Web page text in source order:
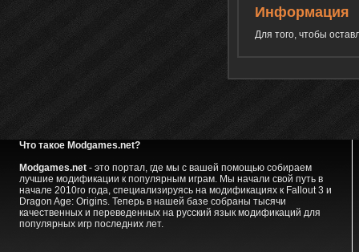
Информация
Для того, чтобы
Что такое Modgames.net?
Modgames.net- это портал, где мы с вашей помощью собираем
лучшие модификации к популярным играм. Мы начали свой путь в
начале 2010го года, специализируясь на модификациях к Fallout 3 и
Dragon Age: Origins. Теперь в нашей базе собраны тысячи
качественных и переведенных на русский язык модификаций для
популярных игр последних лет.